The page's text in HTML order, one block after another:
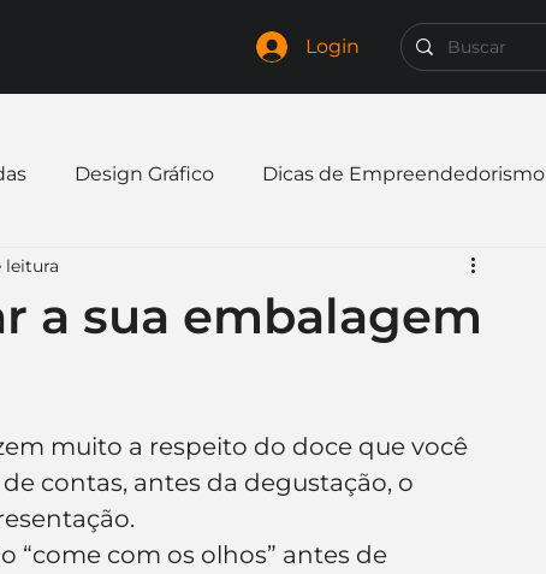
Login
Design Gráfico Dicas de Empreendedorismo
negócio
Curiosidades
de empresa Branding
a sua embalagem
leitura
muito a respeito do doce que você
contas, antes da degustação, o
“come com os olhos” antes de